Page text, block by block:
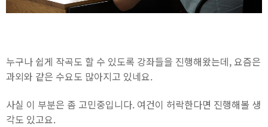
누구나 쉽게 작곡도 할 수 있도록 강좌들을 진행해왔는데, 요즘은
과외와 같은 수요도 많아지고 있네요.
사실 이 부분은 좀 고민중입니다. 여건이 허락한다면 진행해볼 생
각도 있고요.